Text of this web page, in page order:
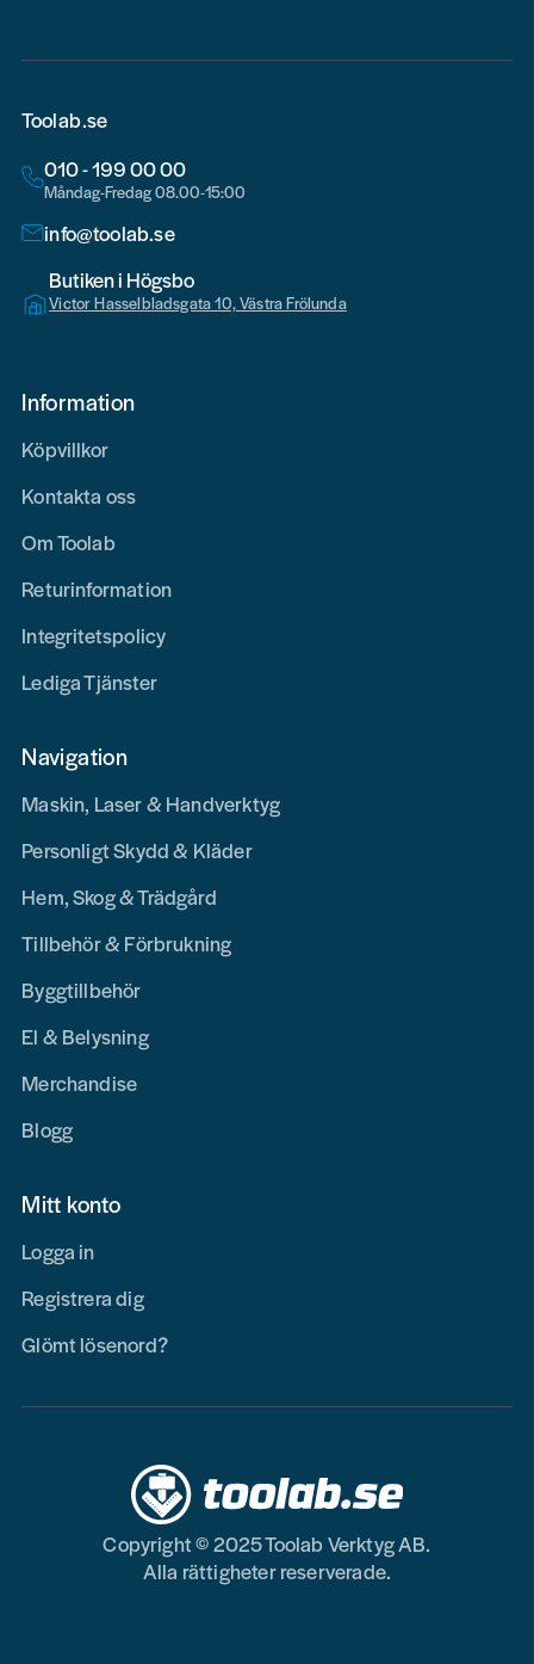
Toolab.se
010 - 199 00 00
Måndag-Fredag 08.00-15:00
info@toolab.se
Butiken i Högsbo
Victor Hasselbladsgata 10, Västra Frölunda
Information
Köpvillkor
Kontakta oss
Om Toolab
Returinformation
Integritetspolicy
Lediga Tjänster
Navigation
Maskin, Laser & Handverktyg
Personligt Skydd & Kläder
Hem, Skog & Trädgård
Tillbehör & Förbrukning
Byggtillbehör
El & Belysning
Merchandise
Blogg
Mitt konto
Logga in
Registrera dig
Glömt lösenord?
Copyright © 2025 Toolab Verktyg AB.
Alla rättigheter reserverade.